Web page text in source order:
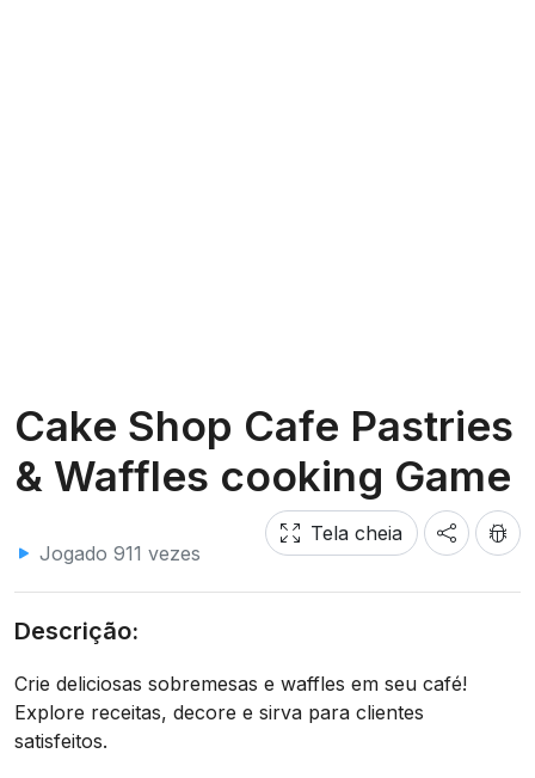
Cake Shop Cafe Pastries
& Waffles cooking Game
Jogado 911 vezes
Tela cheia
Descrição:
Crie deliciosas sobremesas e waffles em seu café!
Explore receitas, decore e sirva para clientes
satisfeitos.